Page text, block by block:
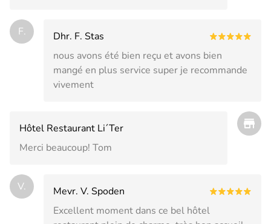
F.
Dhr. F. Stas
nous avons été bien reçu et avons bien
mangé en plus service super je recommande
vivement
Hôtel Restaurant Li´Ter
Merci beaucoup! Tom
V.
Mevr. V. Spoden
Excellent moment dans ce bel hôtel